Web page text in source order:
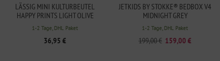
LÄSSIG MINI KULTURBEUTEL
HAPPY PRINTS LIGHT OLIVE
1-2 Tage, DHL Paket
36,95 €
JETKIDS BY STOKKE® BEDBOX V4
MIDNIGHT GREY
1-2 Tage, DHL Paket
199,00 € 159,00 €